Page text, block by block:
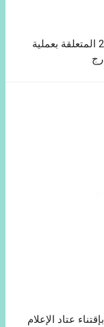
إعلان عن عدم جدوى الإستشارة رقم 04-2025 المتعلقة بعملية
2025 المتعلقة بإقتناء عتاد الإعلام